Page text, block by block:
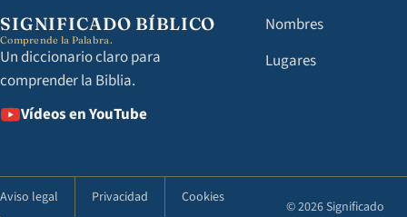
SIGNIFICADO BÍBLICO
Comprende la Palabra.
Un diccionario claro para
comprender la Biblia.
Vídeos en YouTube
Nombres
Lugares
Aviso legal Privacidad Cookies
© 2026 Significado